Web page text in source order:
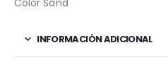
INFORMACIÓN ADICIONAL